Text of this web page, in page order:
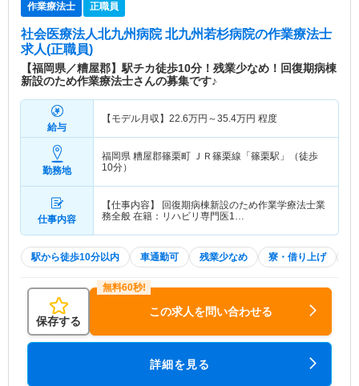
作業療法士 正職員
社会医療法人北九州病院 北九州若杉病院の作業療法士
求人(正職員)
【福岡県／糟屋郡】駅チカ徒歩10分！残業少なめ！回復期病棟
新設のため作業療法士さんの募集です♪
給与
【モデル月収】 22.6万円～35.4万円 程度
勤務地
福岡県 糟屋郡篠栗町 ＪＲ篠栗線「篠栗駅」（徒歩
10分）
仕事内容
【仕事内容】 回復期病棟新設のため作業学療法士業
務全般 在籍：リハビリ専門医1…
駅から徒歩10分以内 車通勤可 残業少なめ 寮・借り上げ
保存する
この求人を問い合わせる
詳細を見る